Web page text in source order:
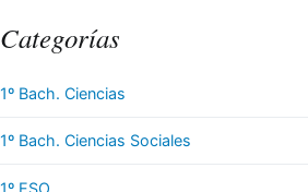
Categorías
1º Bach. Ciencias
1º Bach. Ciencias Sociales
1º ESO